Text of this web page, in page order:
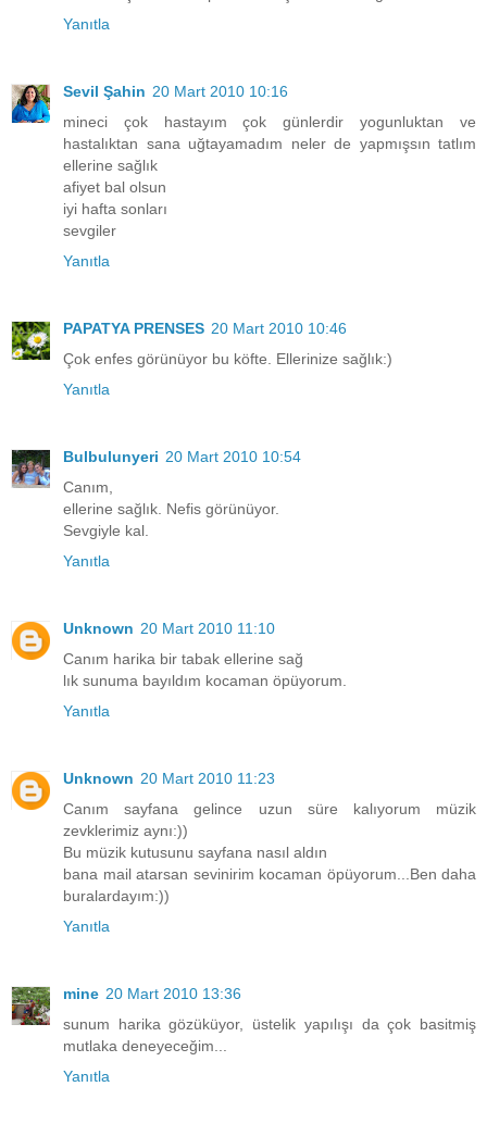
Yanıtla
Sevil Şahin 20 Mart 2010 10:16
mineci çok hastayım çok günlerdir yogunluktan ve
hastalıktan sana uğtayamadım neler de yapmışsın tatlım
ellerine sağlık
afiyet bal olsun
iyi hafta sonları
sevgiler
Yanıtla
PAPATYA PRENSES 20 Mart 2010 10:46
Çok enfes görünüyor bu köfte. Ellerinize sağlık:)
Yanıtla
Bulbulunyeri 20 Mart 2010 10:54
Canım,
ellerine sağlık. Nefis görünüyor.
Sevgiyle kal.
Yanıtla
Unknown 20 Mart 2010 11:10
Canım harika bir tabak ellerine sağ
lık sunuma bayıldım kocaman öpüyorum.
Yanıtla
Unknown 20 Mart 2010 11:23
Canım sayfana gelince uzun süre kalıyorum müzik
zevklerimiz aynı:))
Bu müzik kutusunu sayfana nasıl aldın
bana mail atarsan sevinirim kocaman öpüyorum...Ben daha
buralardayım:))
Yanıtla
mine 20 Mart 2010 13:36
sunum harika gözüküyor, üstelik yapılışı da çok basitmiş
mutlaka deneyeceğim...
Yanıtla